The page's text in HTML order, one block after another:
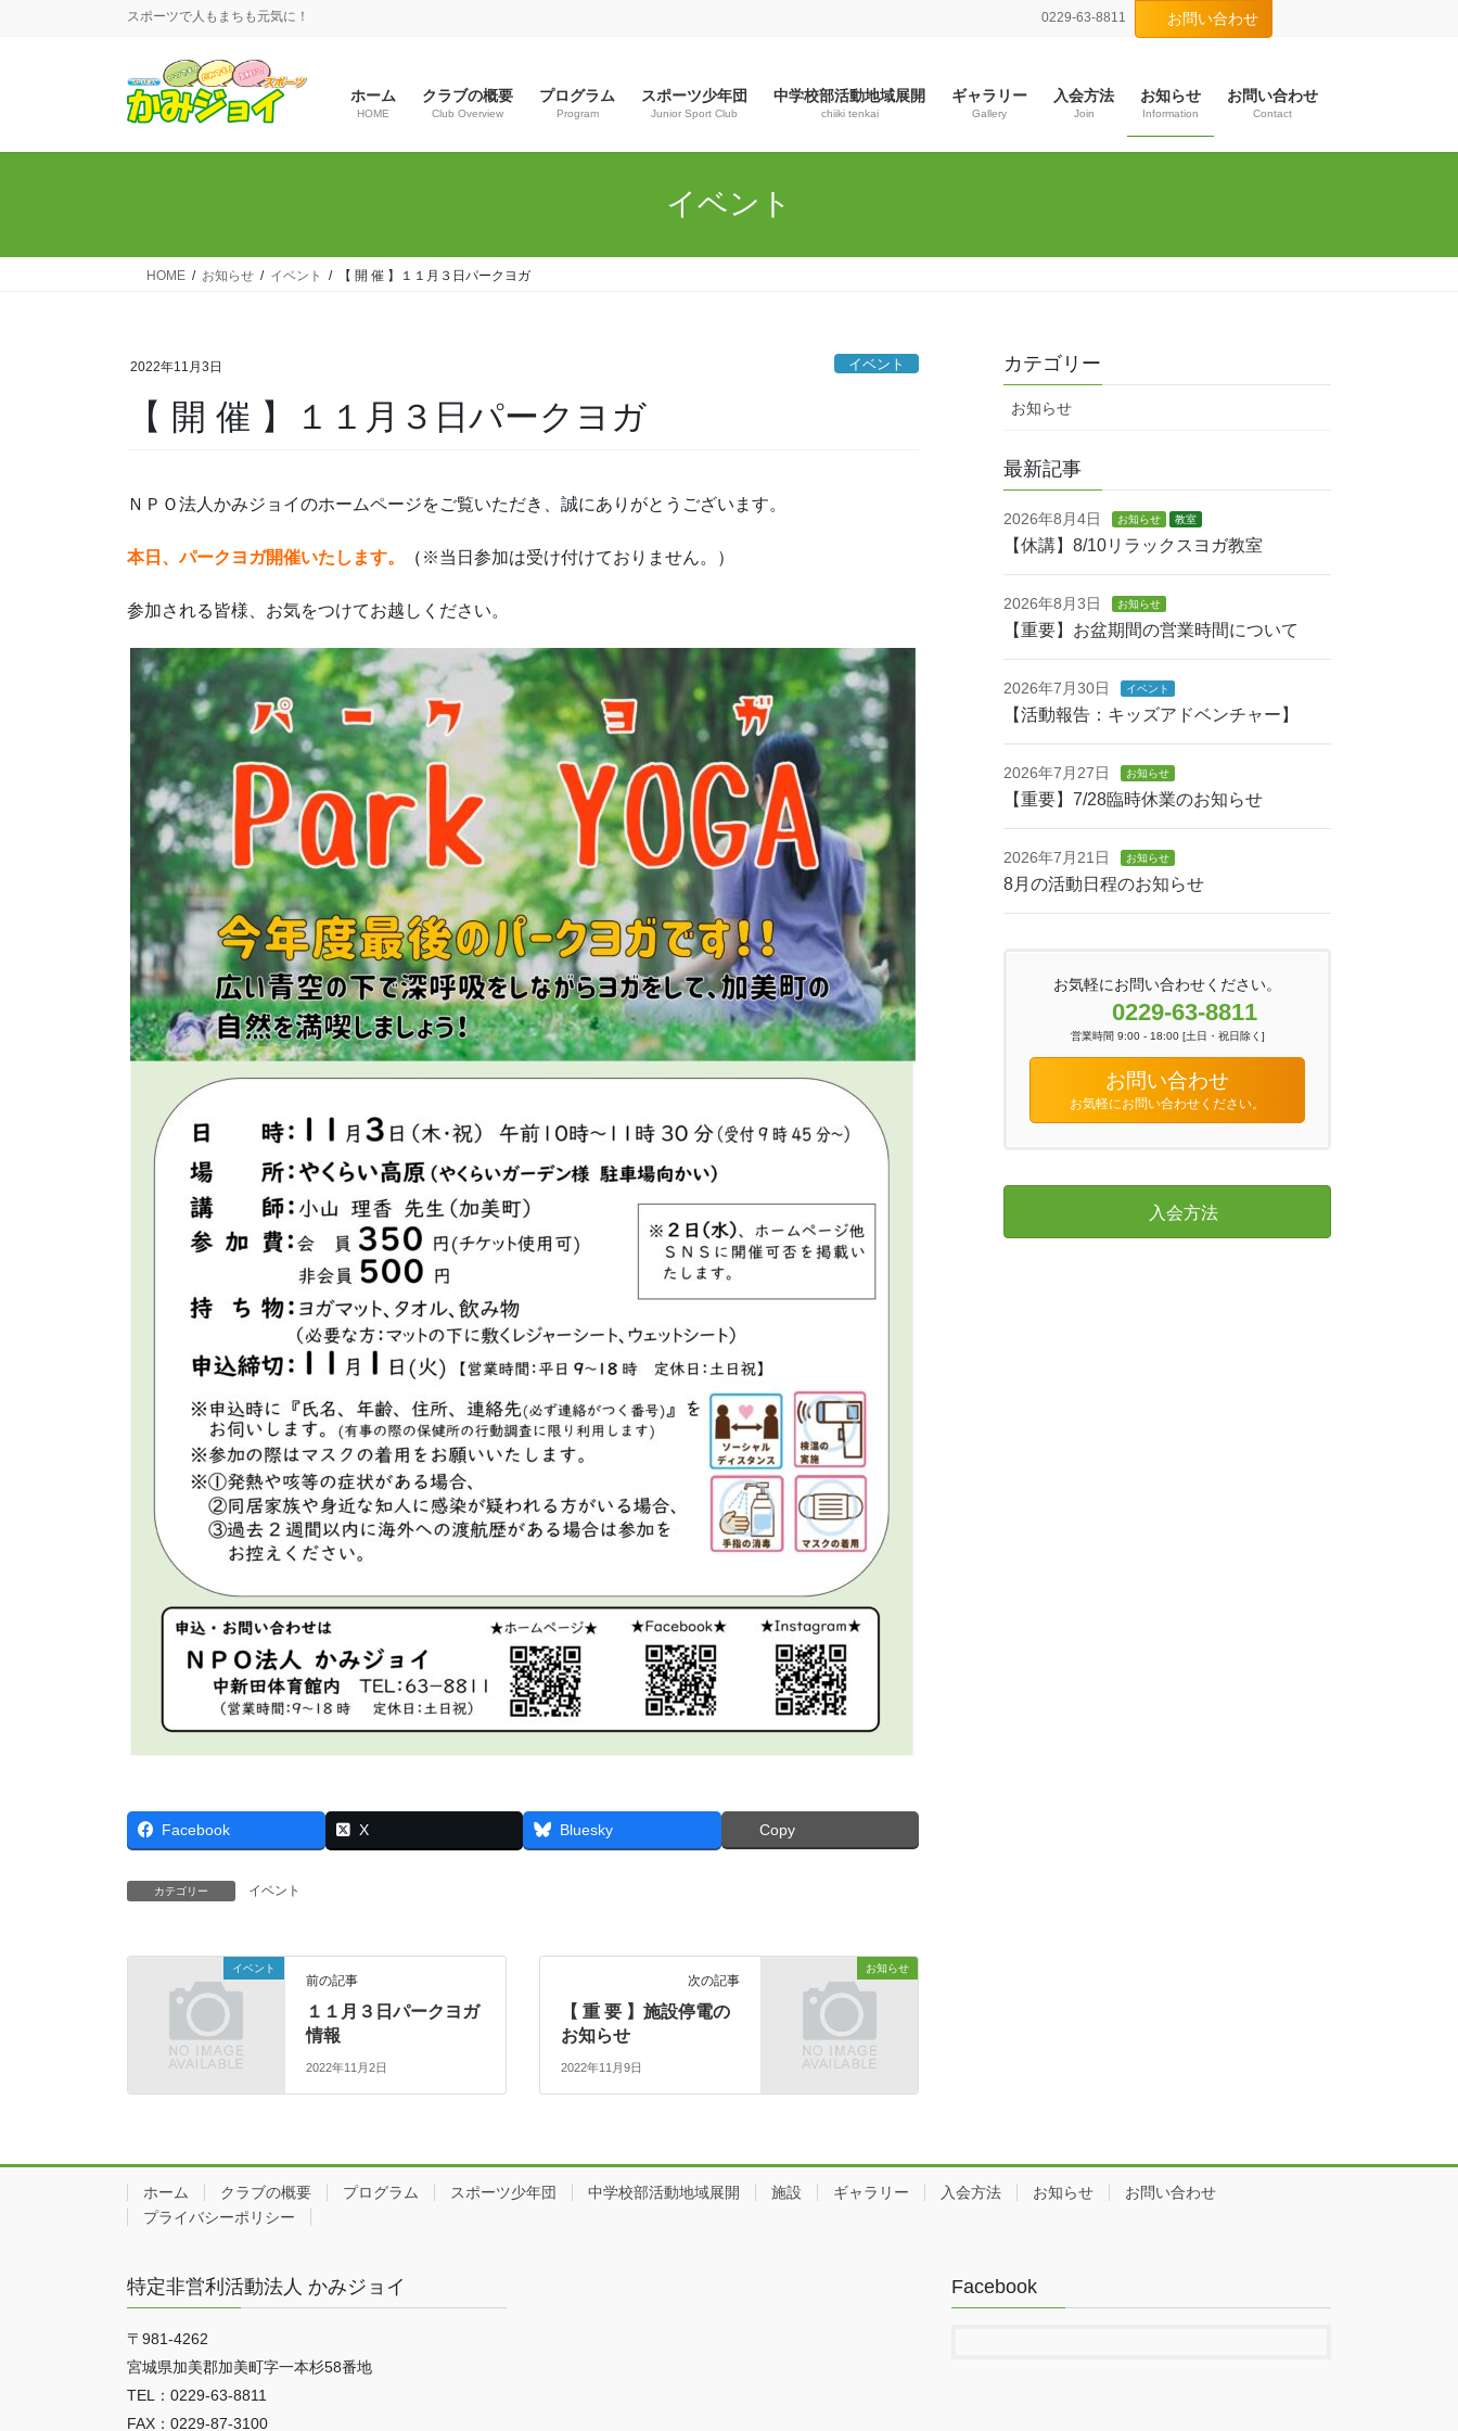
スポーツで人もまちも元気に！ 0229-63-8811 お問い合わせ
ホーム
HOME
クラブの概要
Club Overview
プログラム
Program
スポーツ少年団
Junior Sport Club
中学校部活動地域展開
chiiki tenkai
ギャラリー
Gallery
入会方法
Join
お知らせ
Information
お問い合わせ
Contact
イベント
HOME お知らせ イベント 【 開 催 】１１月３日パークヨガ
2022年11月3日 イベント
【 開 催 】１１月３日パークヨガ
ＮＰＯ法人かみジョイのホームページをご覧いただき、誠にありがとうございます。
本日、パークヨガ開催いたします。 （ ※当日参加は受け付けておりません。）
参加される皆様、お気をつけてお越しください。
Facebook X Bluesky Copy
カテゴリー イベント
イベント
前の記事
１１月３日パークヨガ
情報
2022年11月2日
お知らせ
次の記事
【 重 要 】施設停電の
お知らせ
2022年11月9日
カテゴリー
お知らせ
最新記事
2026年8月4日 お知らせ 教室
【休講】8/10リラックスヨガ教室
2026年8月3日 お知らせ
【重要】お盆期間の営業時間について
2026年7月30日 イベント
【活動報告：キッズアドベンチャー】
2026年7月27日 お知らせ
【重要】7/28臨時休業のお知らせ
2026年7月21日 お知らせ
8月の活動日程のお知らせ
お気軽にお問い合わせください。
0229-63-8811
営業時間 9:00 - 18:00 [土日・祝日除く]
お問い合わせ
お気軽にお問い合わせください。
入会方法
ホーム クラブの概要 プログラム スポーツ少年団 中学校部活動地域展開 施設 ギャラリー 入会方法 お知らせ
お問い合わせ
プライバシーポリシー
特定非営利活動法人 かみジョイ
〒981-4262
宮城県加美郡加美町字一本杉58番地
TEL：0229-63-8811
FAX：0229-87-3100
Facebook